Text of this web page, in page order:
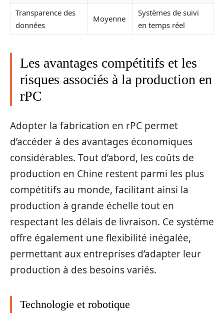
Transparence des
données
Moyenne
Systèmes de suivi
en temps réel
Les avantages compétitifs et les
risques associés à la production en
rPC
Adopter la fabrication en rPC permet
d’accéder à des avantages économiques
considérables. Tout d’abord, les coûts de
production en Chine restent parmi les plus
compétitifs au monde, facilitant ainsi la
production à grande échelle tout en
respectant les délais de livraison. Ce système
offre également une flexibilité inégalée,
permettant aux entreprises d’adapter leur
production à des besoins variés.
Technologie et robotique